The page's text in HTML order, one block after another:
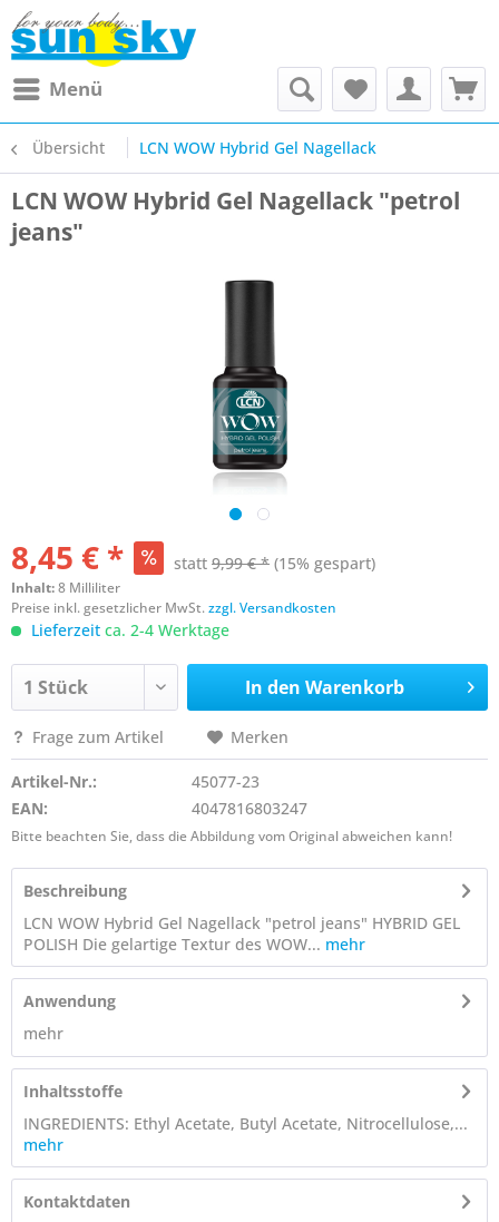
Menü
Übersicht LCN WOW Hybrid Gel Nagellack
LCN WOW Hybrid Gel Nagellack "petrol
jeans"
8,45 € * statt 9,99 € * (15% gespart)
Inhalt:8 Milliliter
Preise inkl. gesetzlicher MwSt.zzgl. Versandkosten
Lieferzeit ca. 2-4 Werktage
In den Warenkorb
Frage zum Artikel Merken
Artikel-Nr.:
45077-23
EAN:
4047816803247
Bitte beachten Sie, dass die Abbildung vom Original abweichen kann!
Beschreibung
LCN WOW Hybrid Gel Nagellack "petrol jeans" HYBRID GEL
POLISH Die gelartige Textur des WOW... mehr
Anwendung
mehr
Inhaltsstoffe
INGREDIENTS: Ethyl Acetate, Butyl Acetate, Nitrocellulose,...
mehr
Kontaktdaten